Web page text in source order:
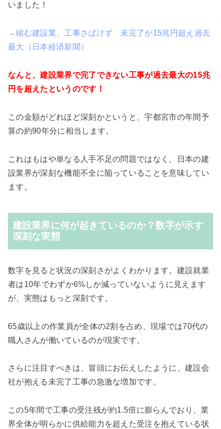
いました！
→縮む建設業、工事さばけず 未完了が15兆円超え過去
最大（日本経済新聞）
なんと、建設業界で完了できない工事が過去最大の15兆
円を超えたというのです！
この金額がどれほど深刻かというと、宇都宮市の年間予
算の約90年分に相当します。
これはもはや単なる人手不足の問題ではなく、日本の建
設業界が深刻な機能不全に陥っていることを意味してい
ます。
建設業界に何が起きているのか？数字が示す
深刻な実態
数字を見ると状況の深刻さがよくわかります。建設就業
者は10年でわずか6%しか減っていないように見えます
が、実態はもっと深刻です。
65歳以上の作業員が全体の2割を占め、現場では70代の
職人さんが働いているのが現実です。
さらに注目すべきは、冒頭にお伝えしたように、建設会
社が抱える未完了工事の急激な増加です。
この5年間で工事の受注残が約1.5倍に膨らんでおり、業
界全体が明らかに供給能力を超えた受注を抱えている状